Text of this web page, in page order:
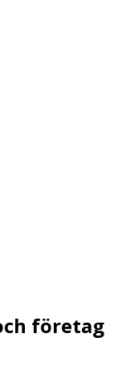
företag